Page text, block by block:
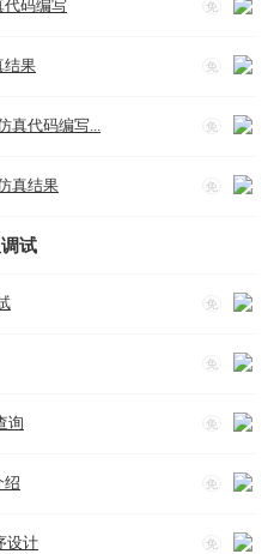
免
代码编写
免
结果
免
真代码编写...
免
真结果
试
免
免
免
询
免
绍
免
设计